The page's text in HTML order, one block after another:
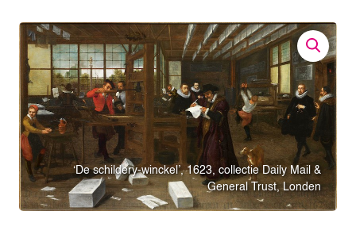
‘De schildery-winckel’, 1623, collectie Daily Mail &
General Trust, Londen